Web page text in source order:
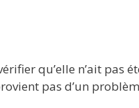
qu’elle n’ait pas
pas d’un